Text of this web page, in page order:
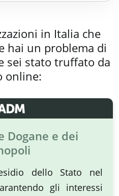
in Italia che
hai un problema di
sei stato truffato da
online:
Dogane e dei
dello Stato nel
gli interessi